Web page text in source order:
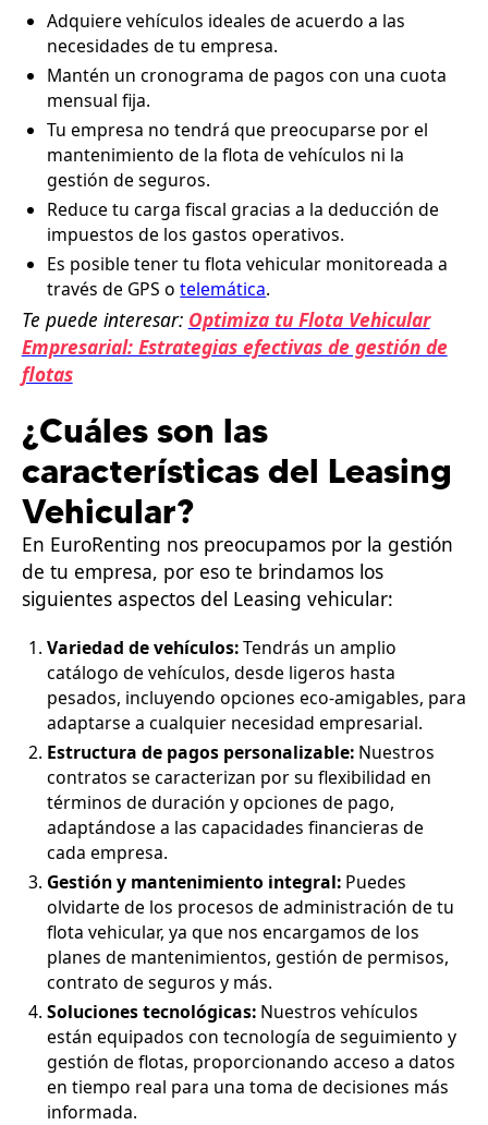
Adquiere vehículos ideales de acuerdo a las
necesidades de tu empresa.
Mantén un cronograma de pagos con una cuota
mensual fija.
Tu empresa no tendrá que preocuparse por el
mantenimiento de la flota de vehículos ni la
gestión de seguros.
Reduce tu carga fiscal gracias a la deducción de
impuestos de los gastos operativos.
Es posible tener tu flota vehicular monitoreada a
través de GPS otelemática.
Te puede interesar: Optimiza tu Flota Vehicular
Empresarial: Estrategias efectivas de gestión de
flotas
¿Cuáles son las
características del Leasing
Vehicular?
En EuroRenting nos preocupamos por la gestión
de tu empresa, por eso te brindamos los
siguientes aspectos del Leasing vehicular:
Variedad de vehículos:Tendrás un amplio
catálogo de vehículos, desde ligeros hasta
pesados, incluyendo opciones eco-amigables, para
adaptarse a cualquier necesidad empresarial.
Estructura de pagos personalizable: Nuestros
contratos se caracterizan por su flexibilidad en
términos de duración y opciones de pago,
adaptándose a las capacidades financieras de
cada empresa.
Gestión y mantenimiento integral: Puedes
olvidarte de los procesos de administración de tu
flota vehicular, ya que nos encargamos de los
planes de mantenimientos, gestión de permisos,
contrato de seguros y más.
Soluciones tecnológicas: Nuestros vehículos
están equipados con tecnología de seguimiento y
gestión de flotas, proporcionando acceso a datos
en tiempo real para una toma de decisiones más
informada.